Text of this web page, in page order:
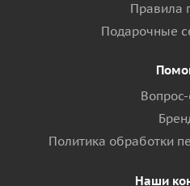
Правила
Подарочные
Политика обработки
Наши